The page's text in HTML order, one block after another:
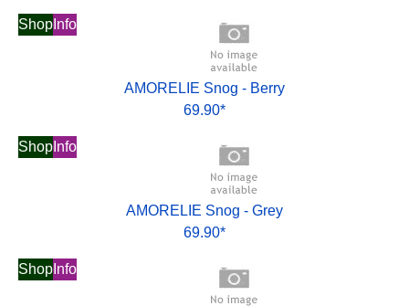
Shop Info
AMORELIE Snog - Berry
69.90*
Shop Info
AMORELIE Snog - Grey
69.90*
Shop Info